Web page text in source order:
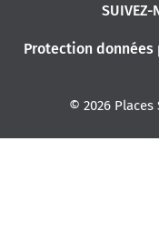
SUIVEZ-
Protection
© 2026